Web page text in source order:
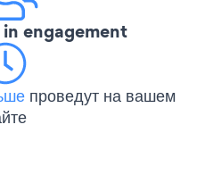
in engagement
проведут на вашем